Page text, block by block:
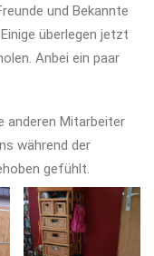
und Bekannte
überlegen jetzt
Anbei ein paar
anderen Mitarbeiter
während der
gefühlt.